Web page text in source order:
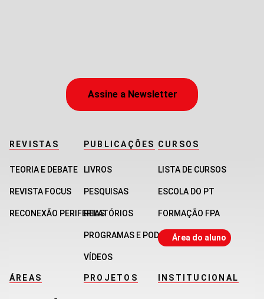
Assine a Newsletter
REVISTAS
TEORIA E DEBATE
REVISTA FOCUS
RECONEXÃO PERIFERIAS
PUBLICAÇÕES
LIVROS
PESQUISAS
RELATÓRIOS
PROGRAMAS E PODCASTS
VÍDEOS
CURSOS
LISTA DE CURSOS
ESCOLA DO PT
FORMAÇÃO FPA
Área do aluno
ÁREAS PROJETOS INSTITUCIONAL